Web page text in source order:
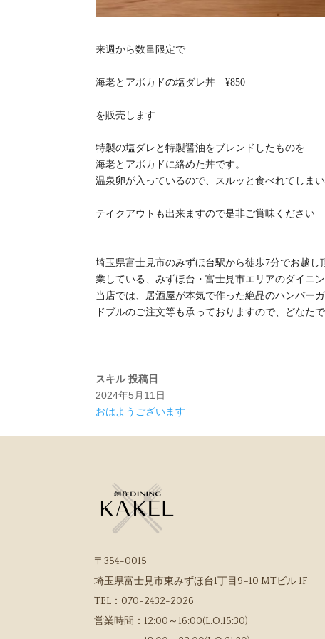
来週から数量限定で
海老とアボカドの塩ダレ丼 ¥850
を販売します
特製の塩ダレと特製醤油をブレンドしたものを
海老とアボカドに絡めた丼です。
温泉卵が入っているので、スルッと食べれてしま
テイクアウトも出来ますので是非ご賞味ください
埼玉県富士見市のみずほ台駅から徒歩7分でお越
業している、みずほ台・富士見市エリアのダイニ
当店では、居酒屋が本気で作った絶品のハンバー
ドブルのご注文等も承っておりますので、どなた
スキル 投稿日
2024年5月11日
おはようございます
〒354-0015
埼玉県富士見市東みずほ台1丁目9−10 MTビル 1F
TEL： 070-2432-2026
営業時間： 12:00～16:00(L.O.15:30)